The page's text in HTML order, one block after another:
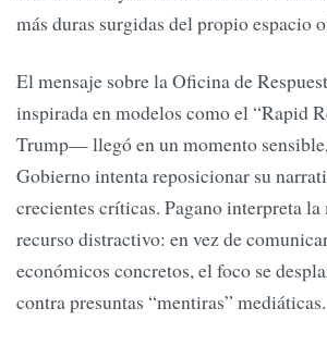
más duras surgidas del propio espacio
El mensaje sobre la Oficina de
inspirada en modelos como el “Rapid
Trump— llegó en un momento
Gobierno intenta reposicionar su
crecientes críticas. Pagano interpreta
recurso distractivo: en vez de
económicos concretos, el foco se
contra presuntas “mentiras” mediáticas.